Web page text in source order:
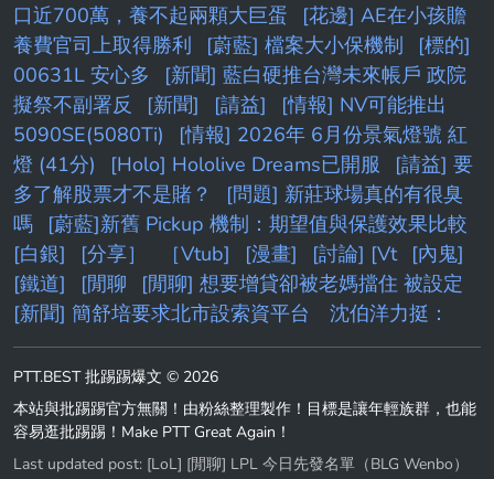
口近700萬，養不起兩顆大巨蛋
[花邊] AE在小孩贍
養費官司上取得勝利
[蔚藍] 檔案大小保機制
[標的]
00631L 安心多
[新聞] 藍白硬推台灣未來帳戶 政院
擬祭不副署反
[新聞] [請益]
[情報] NV可能推出
5090SE(5080Ti)
[情報] 2026年 6月份景氣燈號 紅
燈 (41分)
[Holo] Hololive Dreams已開服
[請益] 要
多了解股票才不是賭？
[問題] 新莊球場真的有很臭
嗎
[蔚藍]新舊 Pickup 機制：期望值與保護效果比較
[白銀]
[分享］ ［Vtub] [漫畫] [討論] [Vt
[內鬼]
[鐵道]
[閒聊
[閒聊] 想要增貸卻被老媽擋住 被設定
[新聞] 簡舒培要求北市設索資平台 沈伯洋力挺：
PTT.BEST 批踢踢爆文 © 2026
本站與批踢踢官方無關！由粉絲整理製作！目標是讓年輕族群，也能
容易逛批踢踢！Make PTT Great Again！
Last updated post: [LoL] [閒聊] LPL 今日先發名單（BLG Wenbo）